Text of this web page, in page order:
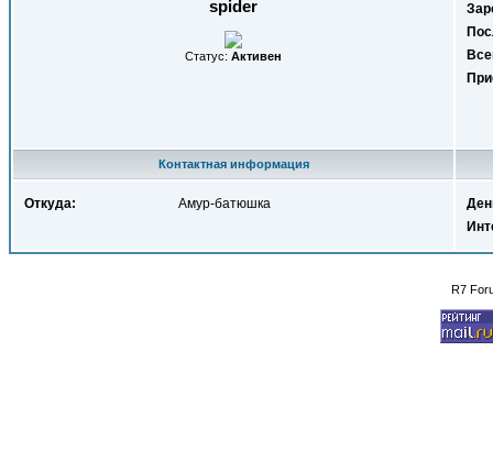
spider
Статус: Активен
Контактная информация
Откуда: Амур-батюшка
R7